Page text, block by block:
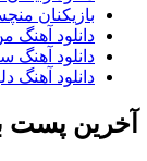
بازیکنان
دانلود آهنگ
دانلود آهنگ
دانلود آهنگ
آخرین پست